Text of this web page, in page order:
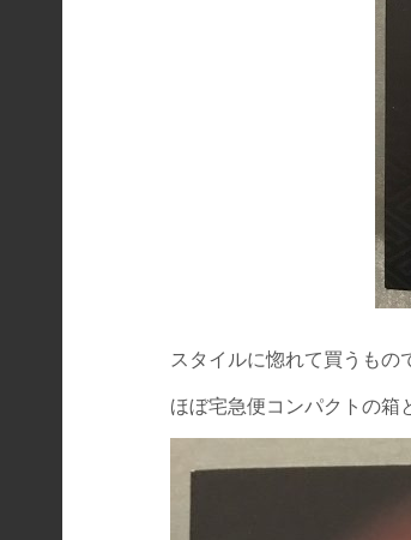
スタイルに惚れて買うもの
ほぼ宅急便コンパクトの箱